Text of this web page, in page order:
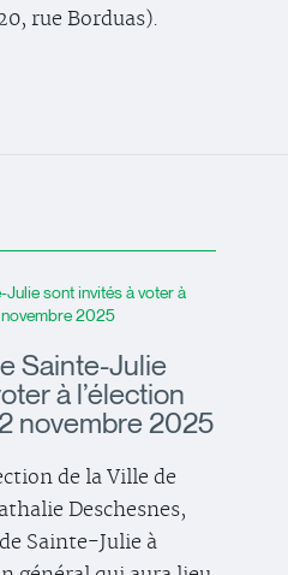
rue Borduas).
Sainte-Julie
à l’élection
novembre 2025
de la Ville de
Deschesnes,
Sainte-Julie à